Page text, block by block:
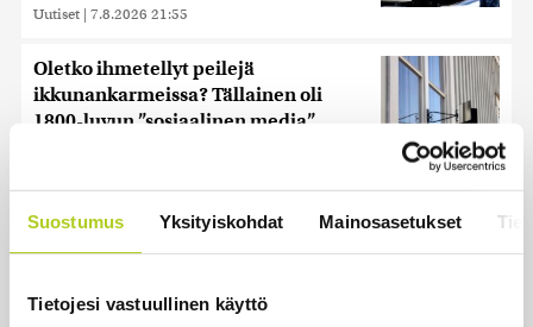
Suostumus Yksityiskohdat Mainosasetukset
Tietojesi vastuullinen käyttö
Uutiset | 7.8.2026 21:55
Oletko ihmetellyt peilejä
ikkunankarmeissa? Tällainen oli
1800-luvun ”sosiaalinen media”
Turussa – kohdistuneet sattumalta
valikoituihin naisiin